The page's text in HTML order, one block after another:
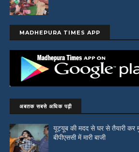
MADHEPURA TIMES APP
अबतक सबसे अधिक पढ़ी
यूट्यूब की मदद से घर से तैयारी कर
बीपीएससी में मारी बाजी